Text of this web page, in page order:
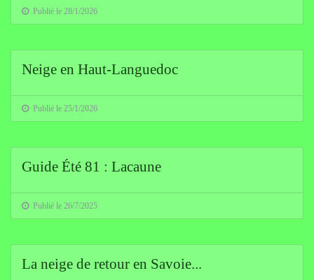
Publié le 28/1/2026
Neige en Haut-Languedoc
Publié le 25/1/2026
Guide Été 81 : Lacaune
Publié le 26/7/2025
La neige de retour en Savoie...